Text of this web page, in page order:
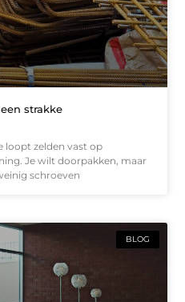
strakke
loopt zelden vast op
Je wilt doorpakken, maar
schroeven
BLOG